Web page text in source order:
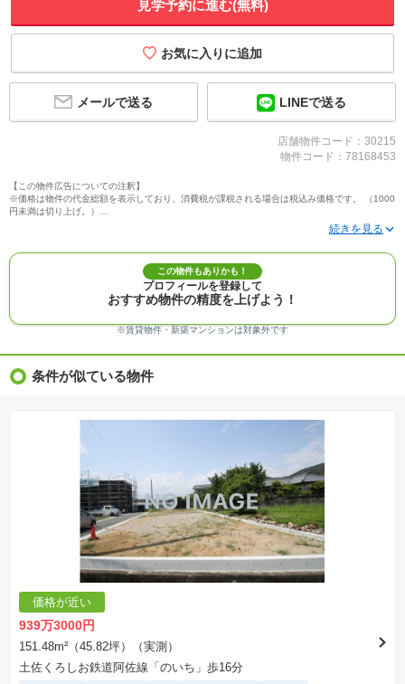
見学予約に進む(無料)
メールで送る LINEで送る
店舗物件コード：30215
物件コード：78168453
【この物件広告についての注釈】
※価格は物件の代金総額を表示しており、消費税が課税される場合は税込み価格です。 （1000
円未満は切り上げ。）
※写真に写っている、またはパース（絵）や間取り図に描かれている家具や車などは、特にコ
※建築条件付き土地価格には、建物価格は含まれません。
※物件情報は、原則として情報提供日の２日前に最終確認した情報です。
※完成予想図はいずれも外構、植栽、外観等実際のものとは多少異なることがあります。
※モデルルーム・モデルハウス・展示場・ショールームの画像の場合、今回販売の物件と異な
※ＣＧ合成の画像の場合、実際とは多少異なる場合があります。
※物件特徴：販売戸数が複数の物件は、全ての住戸に該当しない項目もあります。
※価格更新：物件価格が変更された日から１週間表示されます。
※土地（建築条件なし）で「建物プラン例」が表記してある時、そのプラン例は特定の建築請
負会社によるもので、当該建築請負会社以外で建てた場合、同様のものが同価格で建てられる
とは限りません。また建築請負会社を特定するものではありません。
※建築条件付き土地とは、その土地に建築する建物の建築請負契約が、一定期間内に成立する
ことを条件として売買される土地のことをいいます。建築請負契約成立に向けて設計プランを
協議するため、土地購入者が自己の希望する建物の設計協議をするために必要な相当の期間の
交渉期間が設定され、その期間内で希望を満たすプランが実現できたかどうかにより結論を出
します。なお、この期間は概ね3ヶ月程度とされています。納得のいくプランが出来ず、建築請
負契約が成立しない場合、土地売買契約は白紙に戻り、土地契約にかかった代金（土地代金、
手付金など）は名目のいかんに関わらず、全て返却されます。
※課税対象物件の「価格」や「費用等」は消費税込みの「総額表示」で統一しています。
※「本体価格」とは、課税対象物件においては「消費税を除いた建物価格」と「土地価格」の
合計額を指します。
表示されておりません。
※取引にかかる費用：物件の契約手続き、決済、引き渡し時にかかる費用を表示しています。
不動産会社によって表記有無が異なるため、ご自身で十分な確認をしていただくようにお願い
いたします。
この物件もありかも！
プロフィールを登録して
おすすめ物件の精度を上げよう！
※賃貸物件・新築マンションは対象外です
条件が似ている物件
価格が近い
939万3000円
151.48m²（45.82坪）（実測）
土佐くろしお鉄道阿佐線「のいち」歩16分